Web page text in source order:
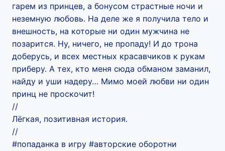
гарем из принцев, а бонусом страстные ночи и
неземную любовь. На деле же я получила тело и
внешность, на которые ни один мужчина не
позарится. Ну, ничего, не пропаду! И до трона
доберусь, и всех местных красавчиков к рукам
приберу. А тех, кто меня сюда обманом заманил,
найду и уши надеру… Мимо моей любви ни один
принц не проскочит!
//
Лёгкая, позитивная история.
//
#попаданка в игру #авторские оборотни